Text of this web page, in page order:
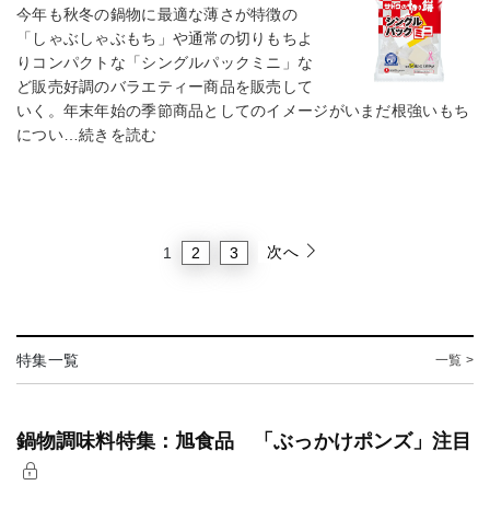
今年も秋冬の鍋物に最適な薄さが特徴の
「しゃぶしゃぶもち」や通常の切りもちよ
りコンパクトな「シングルパックミニ」な
ど販売好調のバラエティー商品を販売して
いく。年末年始の季節商品としてのイメージがいまだ根強いもち
につい…続きを読む
1 2 3 次へ
特集一覧 一覧 >
鍋物調味料特集：旭食品 「ぶっかけポンズ」注目